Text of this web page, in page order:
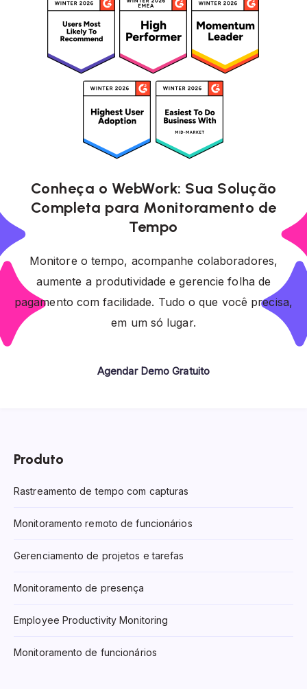
Conheça o WebWork: Sua Solução
Completa para Monitoramento de
Tempo
Monitore o tempo, acompanhe colaboradores,
aumente a produtividade e gerencie folha de
pagamento com facilidade. Tudo o que você precisa,
em um só lugar.
Agendar Demo Gratuito
Produto
Rastreamento de tempo com capturas
Monitoramento remoto de funcionários
Gerenciamento de projetos e tarefas
Monitoramento de presença
Employee Productivity Monitoring
Monitoramento de funcionários